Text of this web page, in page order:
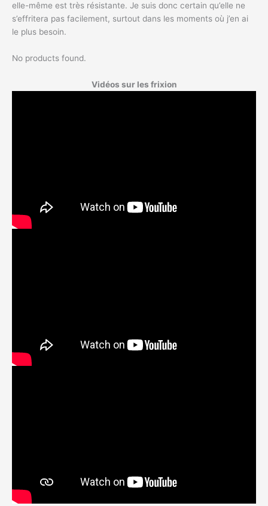
elle-même est très résistante. Je suis donc certain qu’elle ne
s’effritera pas facilement, surtout dans les moments où j’en ai
le plus besoin.
No products found.
Vidéos sur les frixion